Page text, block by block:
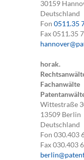
30159
Deutschland
Fon0511.35
Fax0511.35
horak.
Fachanwälte
Wittestraße
13509 Berlin
Deutschland
Fon030.403
Fax030.403